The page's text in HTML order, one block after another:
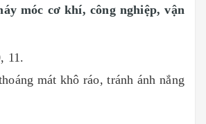
móc cơ khí, công nghiệp, vận
11.
mát khô ráo, tránh ánh nắng